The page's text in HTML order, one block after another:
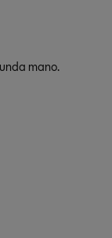
mano.